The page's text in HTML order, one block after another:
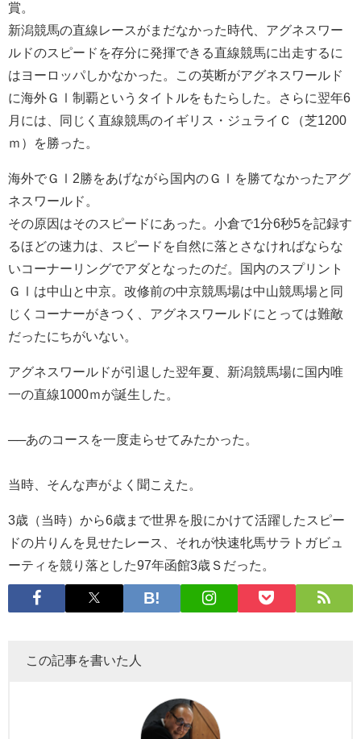
賞。
新潟競馬の直線レースがまだなかった時代、アグネスワー
ルドのスピードを存分に発揮できる直線競馬に出走するに
はヨーロッパしかなかった。この英断がアグネスワールド
に海外ＧⅠ制覇というタイトルをもたらした。さらに翌年6
月には、同じく直線競馬のイギリス・ジュライＣ（芝1200
ｍ）を勝った。
海外でＧⅠ2勝をあげながら国内のＧⅠを勝てなかったアグ
ネスワールド。
その原因はそのスピードにあった。小倉で1分6秒5を記録す
るほどの速力は、スピードを自然に落とさなければならな
いコーナーリングでアダとなったのだ。国内のスプリント
ＧⅠは中山と中京。改修前の中京競馬場は中山競馬場と同
じくコーナーがきつく、アグネスワールドにとっては難敵
だったにちがいない。
アグネスワールドが引退した翌年夏、新潟競馬場に国内唯
一の直線1000ｍが誕生した。
──あのコースを一度走らせてみたかった。
当時、そんな声がよく聞こえた。
3歳（当時）から6歳まで世界を股にかけて活躍したスピー
ドの片りんを見せたレース、それが快速牝馬サラトガビュ
ーティを競り落とした97年函館3歳Ｓだった。
この記事を書いた人